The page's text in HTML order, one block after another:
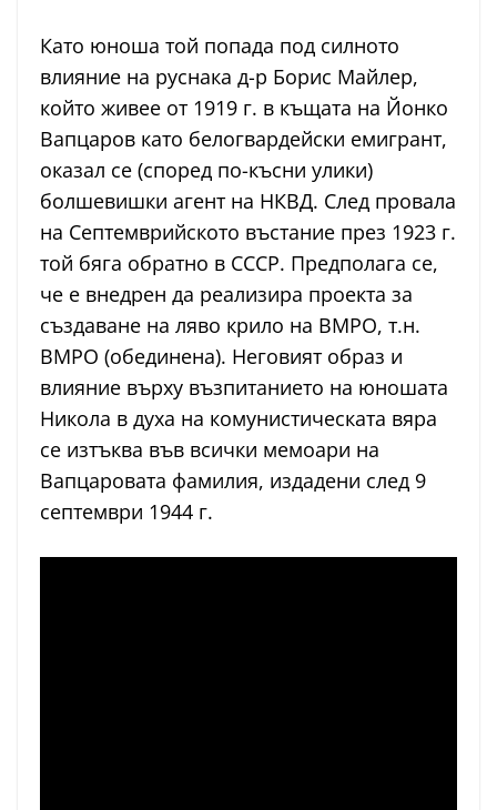
Като юноша той попада под силното
влияние на руснака д-р Борис Майлер,
който живее от 1919 г. в къщата на Йонко
Вапцаров като бело­гвар­­дей­ски емигрант,
оказал се (според по-късни улики)
болшевишки агент на НКВД. След провала
на Септемврийското въстание през 1923 г.
той бяга обратно в СССР. Предполага се,
че е внедрен да реализира проекта за
създаване на ляво крило на ВМРО, т.н.
ВМРО (обединена). Неговият образ и
влияние върху възпитанието на юношата
Никола в духа на комунистическата вяра
се изтъква във всички мемоари на
Вапцаровата фамилия, издадени след 9
септември 1944 г.